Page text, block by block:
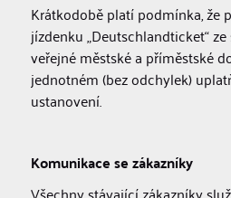
Krátkodobě platí podmínka, že
jízdenku „Deutschlandticket“
veřejné městské a příměstské
jednotném (bez odchylek)
ustanovení.
Komunikace se zákazníky